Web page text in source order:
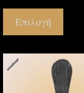
Επιλογή